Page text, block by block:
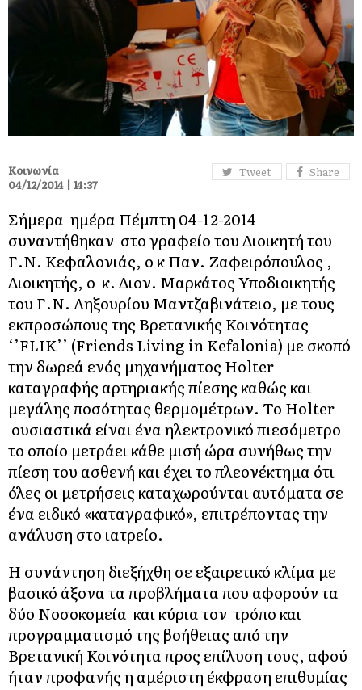
Tweet Share
Κοινωνία
04/12/2014 | 14:37
Σήμερα ημέρα Πέμπτη 04-12-2014
συναντήθηκαν στο γραφείο του Διοικητή του
Γ.Ν. Κεφαλονιάς, ο κ Παν. Ζαφειρόπουλος ,
Διοικητής, ο κ. Διον. Μαρκάτος Υποδιοικητής
του Γ.Ν. Ληξουρίου ΄΄Μαντζαβινάτειο΄΄, με τους
εκπροσώπους της Βρετανικής Κοινότητας
‘’FLIK’’ (Friends Living in Kefalonia) με σκοπό
την δωρεά ενός μηχανήματος Holter
καταγραφής αρτηριακής πίεσης καθώς και
μεγάλης ποσότητας θερμομέτρων. Το Holter
ουσιαστικά είναι ένα ηλεκτρονικό πιεσόμετρο
το οποίο μετράει κάθε μισή ώρα συνήθως την
πίεση του ασθενή και έχει το πλεονέκτημα ότι
όλες οι μετρήσεις καταχωρούνται αυτόματα σε
ένα ειδικό «καταγραφικό», επιτρέποντας την
ανάλυση στο ιατρείο.
Η συνάντηση διεξήχθη σε εξαιρετικό κλίμα με
βασικό άξονα τα προβλήματα που αφορούν τα
δύο Νοσοκομεία και κύρια τον τρόπο και
προγραμματισμό της βοήθειας από την
Βρετανική Κοινότητα προς επίλυση τους, αφού
ήταν προφανής η αμέριστη έκφραση επιθυμίας